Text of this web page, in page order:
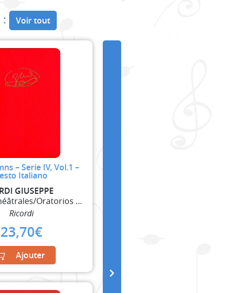
Voir tout
– Serie IV, Vol.1 –
Italiano
GIUSEPPE
Oeuvres Théâtrales/Oratorios et Ballets
Ricordi
23,70€
Ajouter